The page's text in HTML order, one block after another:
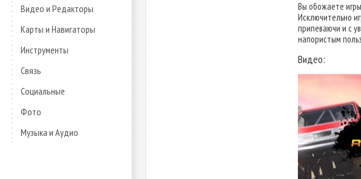
Видео и Редакторы
Карты и Навигаторы
Инструменты
Связь
Социальные
Фото
Музыка и Аудио
Вы обожаете
Исключительно
припеваючи и с
напористым
Видео: